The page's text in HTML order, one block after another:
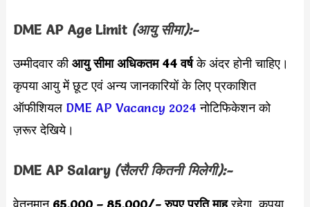
DME AP Age Limit (आयु सीमा):-
उम्मीदवार कीआयु सीमा अधिकतम 44 वर्षके अंदर होनी चाहिए।
कृपया आयु में छूट एवं अन्य जानकारियों के लिए प्रकाशित
ऑफीशियल DME AP Vacancy 2024 नोटिफिकेशन को
ज़रूर देखिये।
DME AP Salary (सैलरी कितनी मिलेगी):-
वेतनमान 65,000 – 85,000/- रुपएप्रति माहरहेगा, कृपया